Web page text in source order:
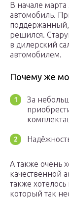
В начале
автомобиль.
поддержанный,
решился.
в дилерский
автомобилем.
Почему же
За
А также очень
качественной
также
который так